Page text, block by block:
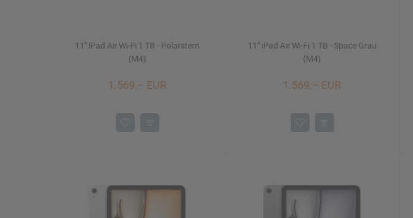
11" iPad Air Wi-Fi 1 TB - Polarstern
(M4)
1.569,– EUR
11" iPad Air Wi-Fi 1 TB - Space Grau
(M4)
1.569,– EUR